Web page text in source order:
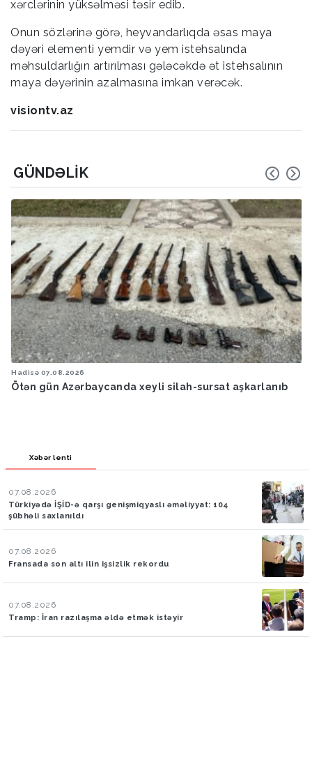
xərclərinin yüksəlməsi təsir edib.
Onun sözlərinə görə, heyvandarlıqda əsas maya
dəyəri elementi yemdir və yem istehsalında
məhsuldarlığın artırılması gələcəkdə ət istehsalının
maya dəyərinin azalmasına imkan verəcək.
visiontv.az
GÜNDƏLIK
Hadisə 07.08.2026
Ötən gün Azərbaycanda xeyli silah-sursat aşkarlanıb
Xəbər lenti
07.08.2026
Türkiyədə İŞİD-ə qarşı genişmiqyaslı əməliyyat: 104
şübhəli saxlanıldı
07.08.2026
Fransada son altı ilin işsizlik rekordu
07.08.2026
Tramp: İran razılaşma əldə etmək istəyir